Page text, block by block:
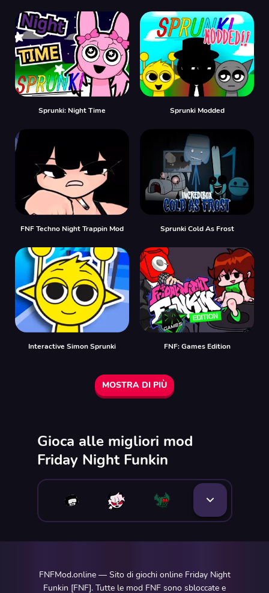
Sprunki: Night Time Sprunki Modded
FNF Techno Night Trappin Mod Sprunki Cold As Frost
Interactive Simon Sprunki FNF: Games Edition
MOSTRA DI PIÙ
Gioca alle migliori mod
Friday Night Funkin
FNFMod.online — Sito di giochi online Friday Night
Funkin [FNF]. Tutte le mod FNF sono sbloccate e